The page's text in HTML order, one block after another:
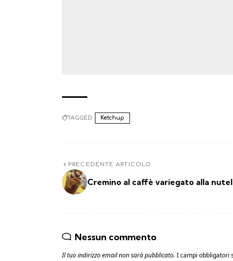
TAGGED: Ketchup
PRECEDENTE ARTICOLO
Cremino al caffè variegato alla
Nessun commento
Il tuo indirizzo email non sarà pubblicato. I campi obbligatori